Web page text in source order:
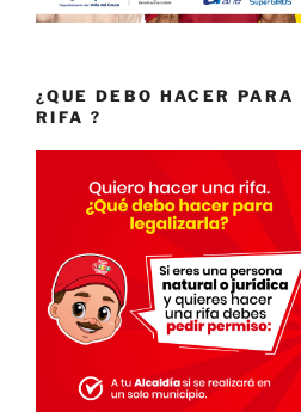
¿QUE DEBO HACER
RIFA ?